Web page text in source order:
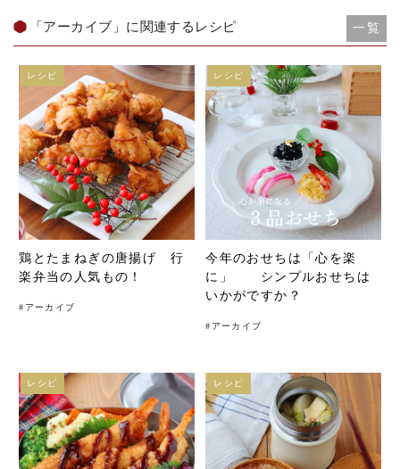
「アーカイブ」に関連するレシピ 一覧
鶏とたまねぎの唐揚げ 行
楽弁当の人気もの！
# アーカイブ
レシピ
今年のおせちは「心を楽
に」 シンプルおせちは
いかがですか？
# アーカイブ
レシピ
レシピ レシピ